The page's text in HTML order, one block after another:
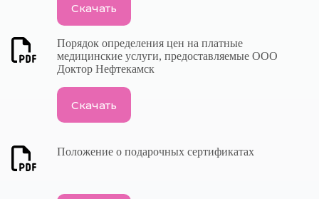
Скачать
Порядок определения цен на платные
медицинские услуги, предоставляемые ООО
Доктор Нефтекамск
Скачать
Положение о подарочных сертификатах